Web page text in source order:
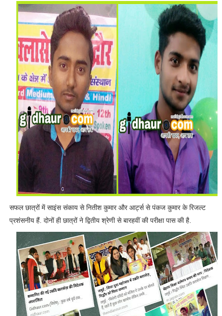
सफल छात्रों में साइंस संकाय से नितीश कुमार और आर्ट्स से पंकज कुमार के रिजल्ट
प्रशंसनीय हैं. दोनों ही छात्रों ने द्वितीय श्रेणी से बारहवीं की परीक्षा पास की है.